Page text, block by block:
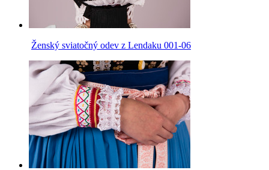
Ženský sviatočný odev z Lendaku 001-06